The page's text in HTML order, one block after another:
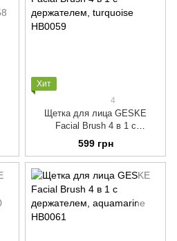
Хит
4
Щетка для лица GESKE
Facial Brush 4 в 1 с
держателем, turquoise
599 грн